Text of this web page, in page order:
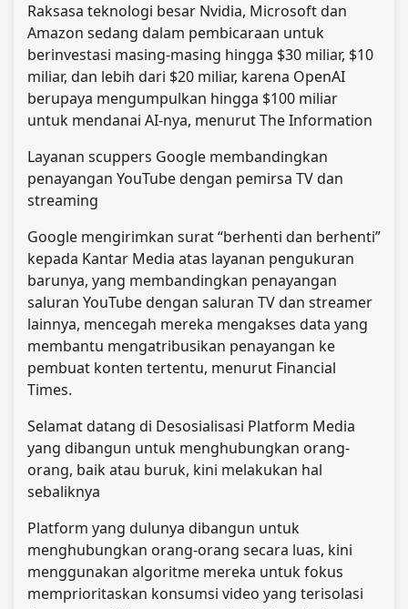
Raksasa teknologi besar Nvidia, Microsoft dan
Amazon sedang dalam pembicaraan untuk
berinvestasi masing-masing hingga $30 miliar, $10
miliar, dan lebih dari $20 miliar, karena OpenAI
berupaya mengumpulkan hingga $100 miliar
untuk mendanai AI-nya, menurut The Information
Layanan scuppers Google membandingkan
penayangan YouTube dengan pemirsa TV dan
streaming
Google mengirimkan surat “berhenti dan berhenti”
kepada Kantar Media atas layanan pengukuran
barunya, yang membandingkan penayangan
saluran YouTube dengan saluran TV dan streamer
lainnya, mencegah mereka mengakses data yang
membantu mengatribusikan penayangan ke
pembuat konten tertentu, menurut Financial
Times.
Selamat datang di Desosialisasi Platform Media
yang dibangun untuk menghubungkan orang-
orang, baik atau buruk, kini melakukan hal
sebaliknya
Platform yang dulunya dibangun untuk
menghubungkan orang-orang secara luas, kini
menggunakan algoritme mereka untuk fokus
memprioritaskan konsumsi video yang terisolasi